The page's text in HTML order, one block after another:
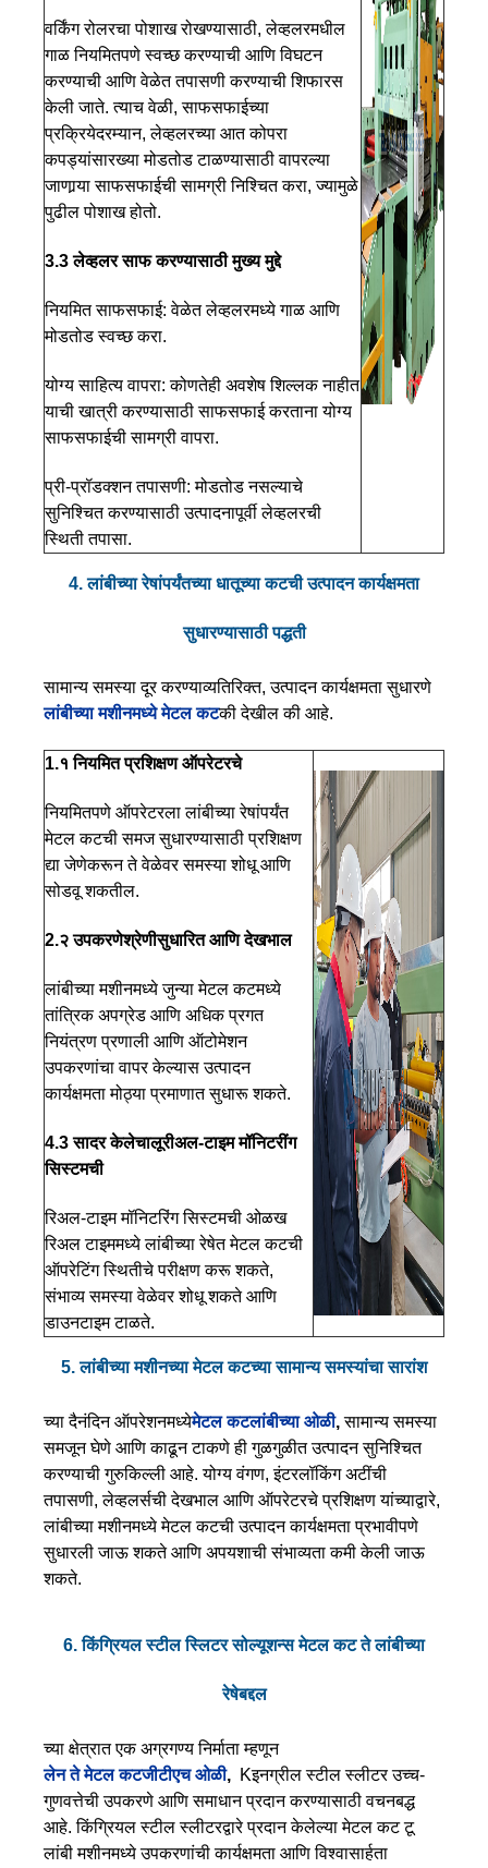
वर्किंग रोलरचा पोशाख रोखण्यासाठी, लेव्हलरमधील
गाळ नियमितपणे स्वच्छ करण्याची आणि विघटन
करण्याची आणि वेळेत तपासणी करण्याची शिफारस
केली जाते. त्याच वेळी, साफसफाईच्या
प्रक्रियेदरम्यान, लेव्हलरच्या आत कोपरा
कपड्यांसारख्या मोडतोड टाळण्यासाठी वापरल्या
जाणार्‍या साफसफाईची सामग्री निश्चित करा, ज्यामुळे
पुढील पोशाख होतो.
3.3 लेव्हलर साफ करण्यासाठी मुख्य मुद्दे
नियमित साफसफाई: वेळेत लेव्हलरमध्ये गाळ आणि
मोडतोड स्वच्छ करा.
योग्य साहित्य वापरा: कोणतेही अवशेष शिल्लक नाहीत
याची खात्री करण्यासाठी साफसफाई करताना योग्य
साफसफाईची सामग्री वापरा.
प्री-प्रॉडक्शन तपासणी: मोडतोड नसल्याचे
सुनिश्चित करण्यासाठी उत्पादनापूर्वी लेव्हलरची
स्थिती तपासा.
4. लांबीच्या रेषांपर्यंतच्या धातूच्या कटची उत्पादन कार्यक्षमता
सुधारण्यासाठी पद्धती
सामान्य समस्या दूर करण्याव्यतिरिक्त, उत्पादन कार्यक्षमता सुधारणे
लांबीच्या मशीनमध्ये मेटल कटकी देखील की आहे.
1.१ नियमित प्रशिक्षण ऑपरेटरचे
नियमितपणे ऑपरेटरला लांबीच्या रेषांपर्यंत
मेटल कटची समज सुधारण्यासाठी प्रशिक्षण
द्या जेणेकरून ते वेळेवर समस्या शोधू आणि
सोडवू शकतील.
2.२ उपकरणेश्रेणीसुधारित आणि देखभाल
लांबीच्या मशीनमध्ये जुन्या मेटल कटमध्ये
तांत्रिक अपग्रेड आणि अधिक प्रगत
नियंत्रण प्रणाली आणि ऑटोमेशन
उपकरणांचा वापर केल्यास उत्पादन
कार्यक्षमता मोठ्या प्रमाणात सुधारू शकते.
4.3सादर केलेचालूरीअल-टाइम मॉनिटरींग
सिस्टमची
रिअल-टाइम मॉनिटरिंग सिस्टमची ओळख
रिअल टाइममध्ये लांबीच्या रेषेत मेटल कटची
ऑपरेटिंग स्थितीचे परीक्षण करू शकते,
संभाव्य समस्या वेळेवर शोधू शकते आणि
डाउनटाइम टाळते.
5. लांबीच्या मशीनच्या मेटल कटच्या सामान्य समस्यांचा सारांश
च्या दैनंदिन ऑपरेशनमध्येमेटल कटलांबीच्या ओळी,सामान्य समस्या
समजून घेणे आणि काढून टाकणे ही गुळगुळीत उत्पादन सुनिश्चित
करण्याची गुरुकिल्ली आहे. योग्य वंगण, इंटरलॉकिंग अटींची
तपासणी, लेव्हलर्सची देखभाल आणि ऑपरेटरचे प्रशिक्षण यांच्याद्वारे,
लांबीच्या मशीनमध्ये मेटल कटची उत्पादन कार्यक्षमता प्रभावीपणे
सुधारली जाऊ शकते आणि अपयशाची संभाव्यता कमी केली जाऊ
शकते.
6. किंग्रियल स्टील स्लिटर सोल्यूशन्स मेटल कट ते लांबीच्या
रेषेबद्दल
च्या क्षेत्रात एक अग्रगण्य निर्माता म्हणून
लेन ते मेटल कटजीटीएच ओळी, Kइनग्रील स्टील स्लीटर उच्च-
गुणवत्तेची उपकरणे आणि समाधान प्रदान करण्यासाठी वचनबद्ध
आहे. किंग्रियल स्टील स्लीटरद्वारे प्रदान केलेल्या मेटल कट टू
लांबी मशीनमध्ये उपकरणांची कार्यक्षमता आणि विश्वासार्हता